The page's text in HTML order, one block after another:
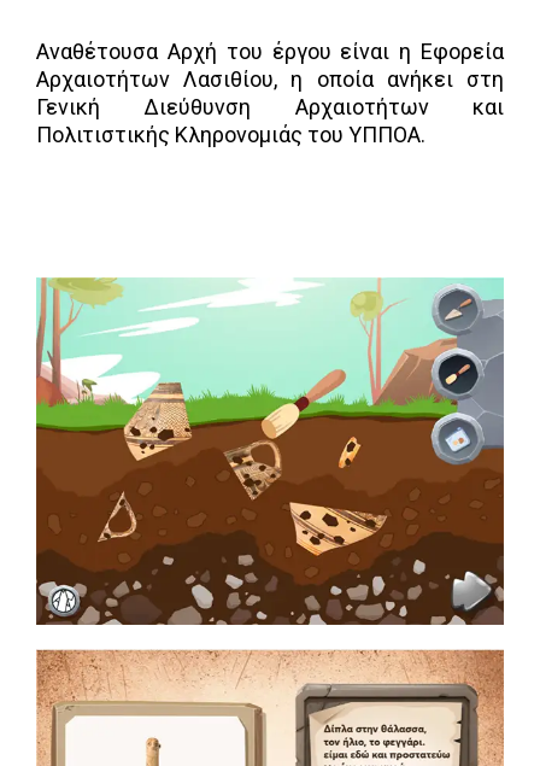
Αναθέτουσα Αρχή του έργου είναι η Εφορεία
Αρχαιοτήτων Λασιθίου, η οποία ανήκει στη
Γενική Διεύθυνση Αρχαιοτήτων και
Πολιτιστικής Κληρονομιάς του ΥΠΠΟΑ.